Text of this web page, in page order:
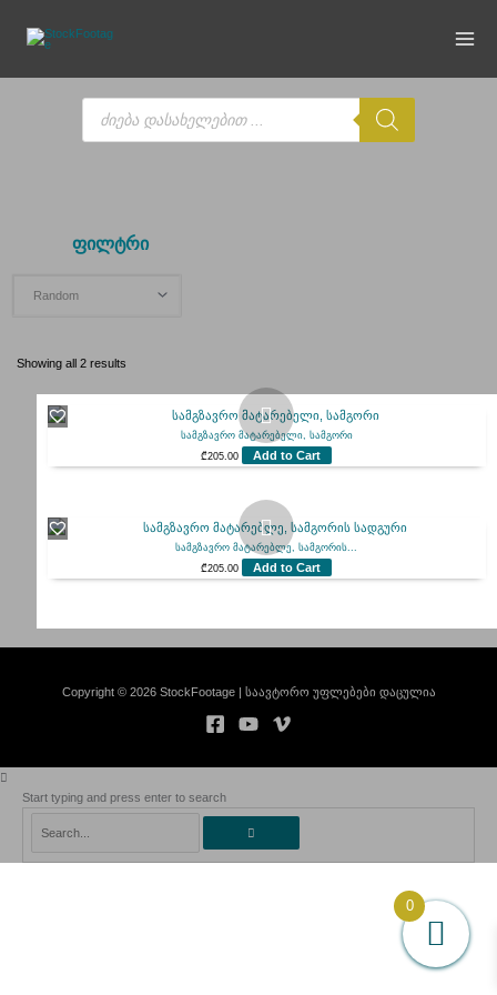
content
Products
search
ფილტრი
Showing all 2 results
სამგზავრო მატარებელი, სამგორი
₾205.00 Add to Cart
სამგზავრო მატარებლე, სამგორის...
₾205.00 Add to Cart
Copyright © 2026 StockFootage | საავტორო უფლებები დაცულია
Start typing and press enter to search
0